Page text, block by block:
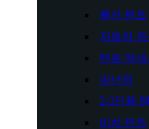
풍선 텐트
자동차 옥
텐트 액세
피난처
2-3인용
비치 텐트